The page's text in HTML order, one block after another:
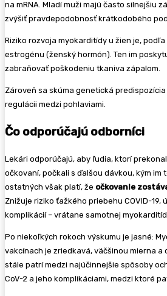
na mRNA. Mladí muži majú často silnejšiu
zvýšiť pravdepodobnosť krátkodobého
Riziko rozvoja myokarditídy u žien je,
estrogénu (ženský hormón). Ten im
zabraňovať poškodeniu tkaniva zápalom.
Zároveň sa skúma genetická
regulácii medzi pohlaviami.
Čo odporúčajú odborníci
Lekári odporúčajú, aby ľudia, ktorí
očkovaní, počkali s ďalšou dávkou, kým im
ostatných však platí, že očkovanie
Znižuje riziko ťažkého priebehu COVID-19,
komplikácií – vrátane samotnej
Po niekoľkých rokoch výskumu je jasné:
vakcínach je zriedkavá, väčšinou mierna a
stále patrí medzi najúčinnejšie spôsoby
CoV-2 a jeho komplikáciami, medzi ktoré